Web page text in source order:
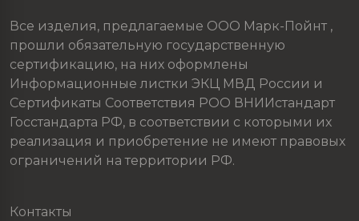
Все изделия, предлагаемые ООО Марк-Пойнт ,
прошли обязательную государственную
сертификацию, на них оформлены
Информационные листки ЭКЦ МВД России и
Сертификаты Соответствия РОО ВНИИстандарт
Госстандарта РФ, в соответствии с которыми их
реализация и приобретение не имеют правовых
ограничений на территории РФ.
Контакты